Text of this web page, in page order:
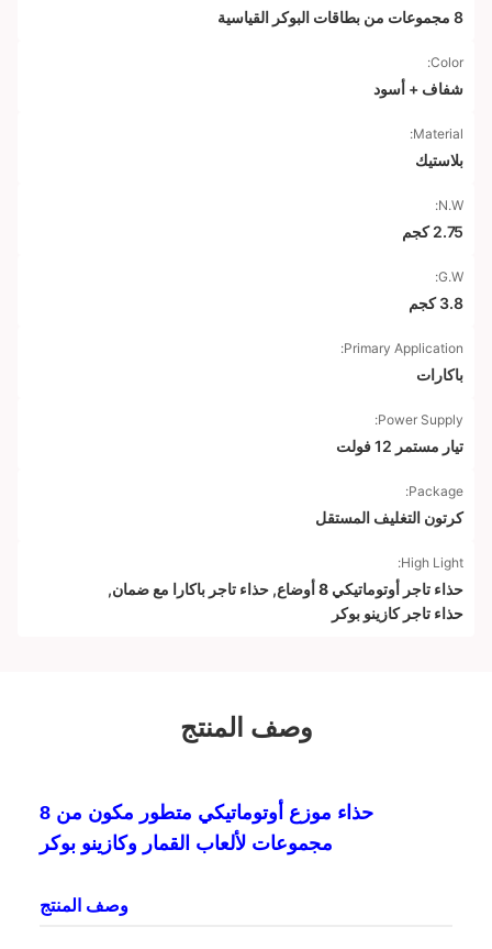
8 مجموعات من بطاقات البوكر القياسية
Color:
شفاف + أسود
Material:
بلاستيك
N.W:
2.75 كجم
G.W:
3.8 كجم
Primary Application:
باكارات
Power Supply:
تيار مستمر 12 فولت
Package:
كرتون التغليف المستقل
High Light:
حذاء تاجر أوتوماتيكي 8 أوضاع , حذاء تاجر باكارا مع ضمان,
حذاء تاجر كازينو بوكر
وصف المنتج
حذاء موزع أوتوماتيكي متطور مكون من 8
مجموعات لألعاب القمار وكازينو بوكر
وصف المنتج